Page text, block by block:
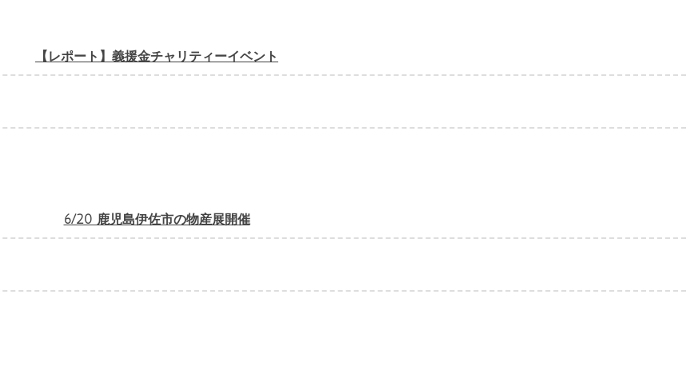
【レポート】義援金チャリティーイベント
6/20 鹿児島伊佐市の物産展開催